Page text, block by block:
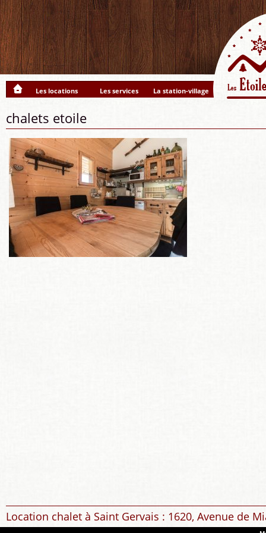
Les locations Les services La station-village
chalets etoile
Location chalet à Saint Gervais : 1620, Avenue de